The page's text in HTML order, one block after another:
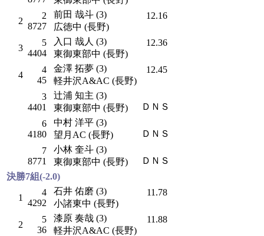
2
2
8727
前田 哉斗 (3)
広徳中 (長野)
12.16
3
5
4404
入口 哉人 (3)
東御東部中 (長野)
12.36
4
4
45
金澤 拓夢 (3)
軽井沢A&AC (長野)
12.45
3
4401
辻浦 知主 (3)
東御東部中 (長野)
ＤＮＳ
6
4180
中村 洋平 (3)
望月AC (長野)
ＤＮＳ
7
8771
小林 奎斗 (3)
東御東部中 (長野)
ＤＮＳ
決勝7組(-2.0)
1
4
4292
石井 佑磨 (3)
小諸東中 (長野)
11.78
2
5
36
漆原 奏哉 (3)
軽井沢A&AC (長野)
11.88